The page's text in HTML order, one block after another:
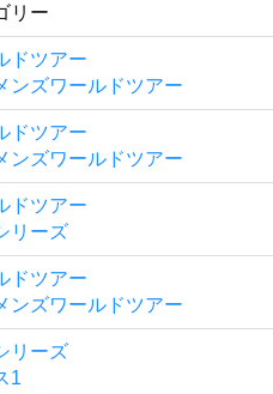
リー
ドツアー
ンズワールドツアー
ドツアー
ンズワールドツアー
ドツアー
リーズ
ドツアー
ンズワールドツアー
リーズ
1